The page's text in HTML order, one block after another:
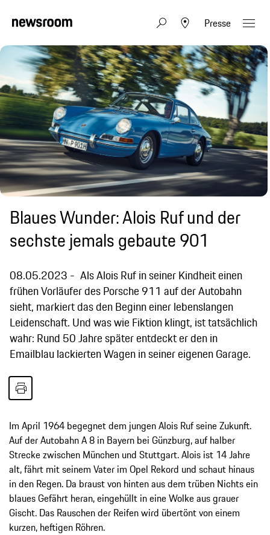
Presse
Blaues Wunder: Alois Ruf und der
sechste jemals gebaute 901
08.05.2023
Als Alois Ruf in seiner Kindheit einen
frühen Vorläufer des Porsche 911 auf der Autobahn
sieht, markiert das den Beginn einer lebenslangen
Leidenschaft. Und was wie Fiktion klingt, ist tatsächlich
wahr: Rund 50 Jahre später entdeckt er den in
Emailblau lackierten Wagen in seiner eigenen Garage.
Im April 1964 begegnet dem jungen Alois Ruf seine Zukunft.
Auf der Autobahn A 8 in Bayern bei Günzburg, auf halber
Strecke zwischen München und Stuttgart. Alois ist 14 Jahre
alt, fährt mit seinem Vater im Opel Rekord und schaut hinaus
in den Regen. Da braust von hinten aus dem trüben Nichts ein
blaues Gefährt heran, eingehüllt in eine Wolke aus grauer
Gischt. Das Rauschen der Reifen wird übertönt von einem
kurzen, heftigen Röhren.